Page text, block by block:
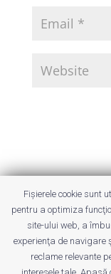
This site
Learn how
processed.
Fișierele cookie sunt
pentru a optimiza
site-ului web, a
experienţa de navigare
reclame relevante